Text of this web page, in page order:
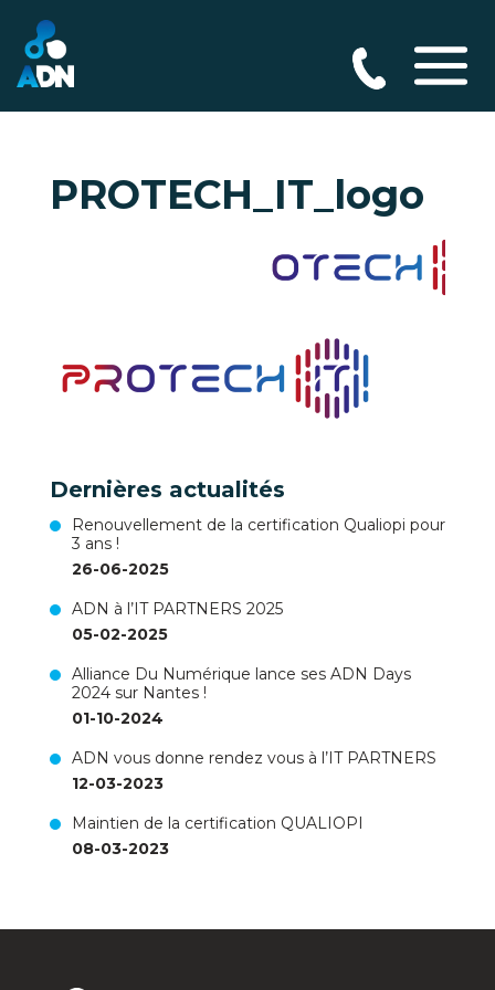
PROTECH_IT_logo
Dernières actualités
Renouvellement de la certification Qualiopi pour
3 ans !
26-06-2025
ADN à l’IT PARTNERS 2025
05-02-2025
Alliance Du Numérique lance ses ADN Days
2024 sur Nantes !
01-10-2024
ADN vous donne rendez vous à l’IT PARTNERS
12-03-2023
Maintien de la certification QUALIOPI
08-03-2023